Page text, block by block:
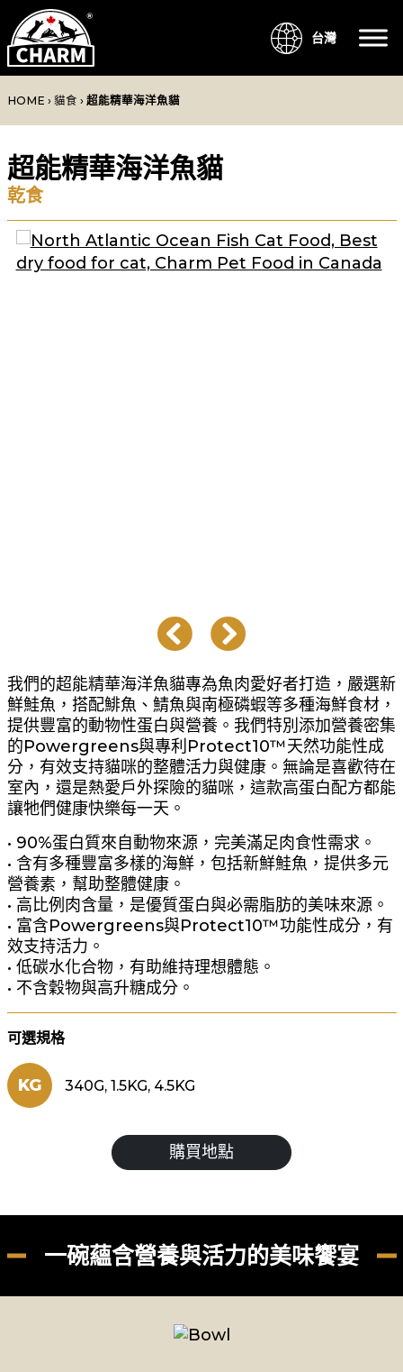
台灣
HOME › 貓食 › 超能精華海洋魚貓
超能精華海洋魚貓
乾食
我們的超能精華海洋魚貓專為魚肉愛好者打造，嚴選新
鮮鮭魚，搭配鯡魚、鯖魚與南極磷蝦等多種海鮮食材，
提供豐富的動物性蛋白與營養。我們特別添加營養密集
的Powergreens與專利Protect10™天然功能性成
分，有效支持貓咪的整體活力與健康。無論是喜歡待在
室內，還是熱愛戶外探險的貓咪，這款高蛋白配方都能
讓牠們健康快樂每一天。
• 90%蛋白質來自動物來源，完美滿足肉食性需求。
• 含有多種豐富多樣的海鮮，包括新鮮鮭魚，提供多元
營養素，幫助整體健康。
• 高比例肉含量，是優質蛋白與必需脂肪的美味來源。
• 富含Powergreens與Protect10™功能性成分，有
效支持活力。
• 低碳水化合物，有助維持理想體態。
• 不含穀物與高升糖成分。
可選規格
KG 340G, 1.5KG, 4.5KG
購買地點
一碗蘊含營養與活力的美味饗宴